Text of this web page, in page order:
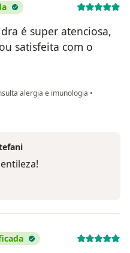
é super atenciosa,
satisfeita com o
alergia e imunologia •